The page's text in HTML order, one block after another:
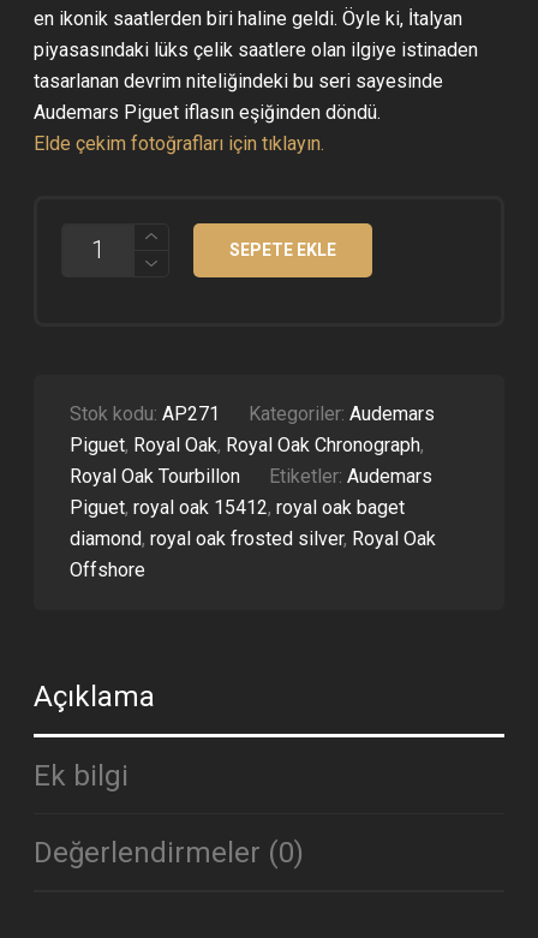
en ikonik saatlerden biri haline geldi. Öyle ki, İtalyan
piyasasındaki lüks çelik saatlere olan ilgiye istinaden
tasarlanan devrim niteliğindeki bu seri sayesinde
Audemars Piguet iflasın eşiğinden döndü.
Elde çekim fotoğrafları için tıklayın.
AUDEMARS
PIGUET
CLONE
ETA
ADET
SEPETE EKLE
Stok kodu:AP271 Kategoriler:Audemars
Piguet, Royal Oak, Royal Oak Chronograph,
Royal Oak Tourbillon
Etiketler:Audemars
Piguet,royal oak 15412,royal oak baget
diamond,royal oak frosted silver, Royal Oak
Offshore
Açıklama
Ek bilgi
Değerlendirmeler (0)